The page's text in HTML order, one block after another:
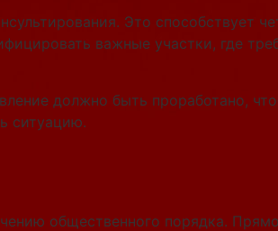
Это способствует
важные участки, где
должно быть проработано,
ситуацию.
общественного порядка.